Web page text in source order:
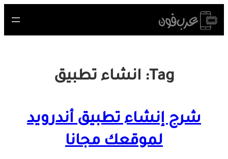
Skip
to
Tag: انشاء تطبيق
شرح إنشاء تطبيق أندرويد
لموقعك مجانا